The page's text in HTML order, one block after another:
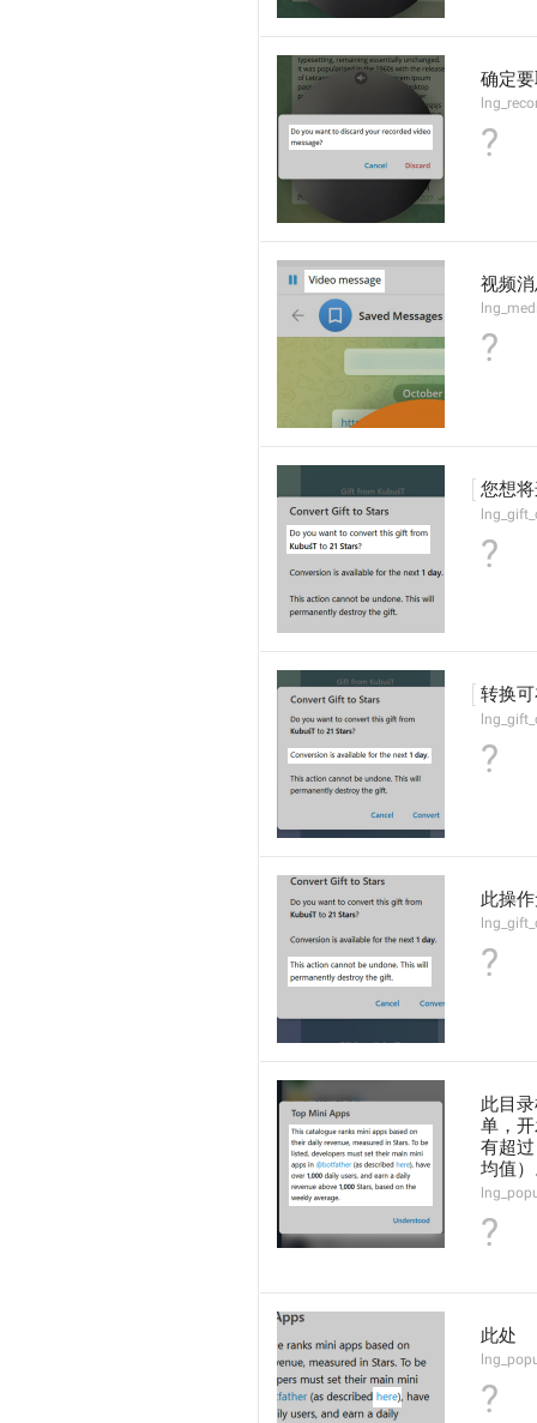
确定
?
视频
?
您想
?
转换
?
此操
?
此目
单，
有超
均值
?
此处
?